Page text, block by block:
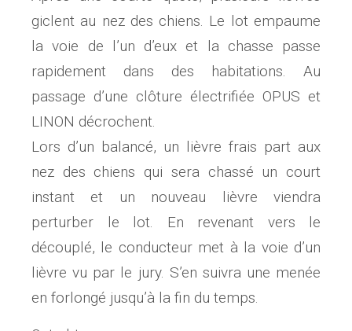
giclent au nez des chiens. Le lot empaume
la voie de l’un d’eux et la chasse passe
rapidement dans des habitations. Au
passage d’une clôture électrifiée OPUS et
LINON décrochent.
Lors d’un balancé, un lièvre frais part aux
nez des chiens qui sera chassé un court
instant et un nouveau lièvre viendra
perturber le lot. En revenant vers le
découplé, le conducteur met à la voie d’un
lièvre vu par le jury. S’en suivra une menée
en forlongé jusqu’à la fin du temps.